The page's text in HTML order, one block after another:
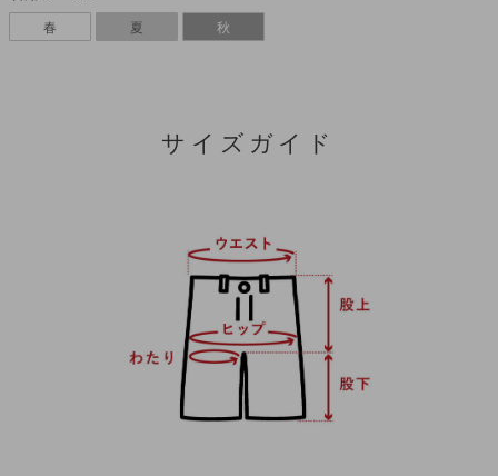
春 夏 秋
サイズガイド